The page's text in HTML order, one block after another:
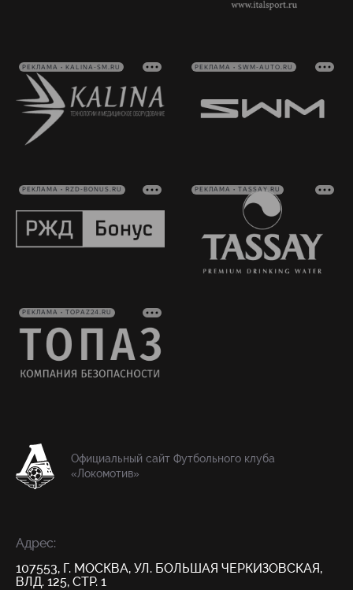
РЕКЛАМА • KALINA-SM.RU РЕКЛАМА • SWM-AUTO.RU
РЕКЛАМА • RZD-BONUS.RU РЕКЛАМА • TASSAY.RU
РЕКЛАМА • TOPAZ24.RU
Официальный сайт Футбольного клуба
«Локомотив»
Адрес:
107553, Г. МОСКВА, УЛ. БОЛЬШАЯ ЧЕРКИЗОВСКАЯ,
ВЛД. 125, СТР. 1